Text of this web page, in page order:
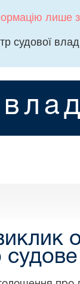
лише
судової